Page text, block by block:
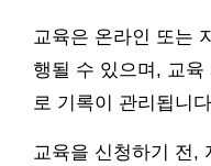
교육은 온라인 또는
행될 수 있으며, 교
로 기록이 관리됩니
교육을 신청하기 전,